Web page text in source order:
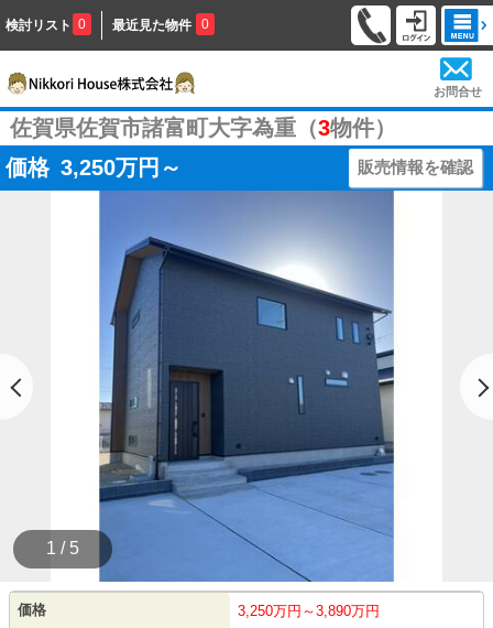
検討リスト 0 最近見た物件 0
お問合せ
佐賀県佐賀市諸富町大字為重（3物件）
価格 3,250万円～ 販売情報を確認
1 / 5
価格 3,250万円～3,890万円